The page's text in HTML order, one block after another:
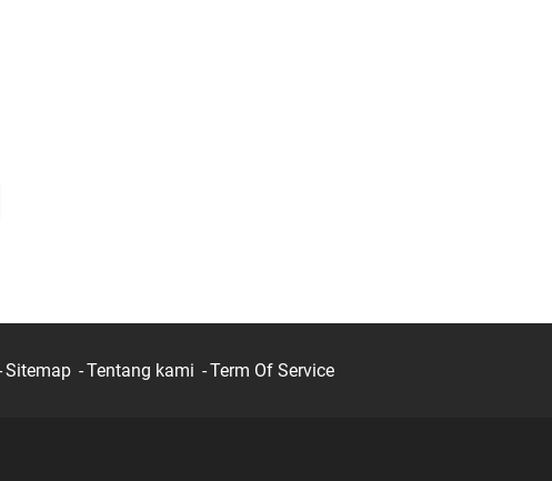
Sitemap Tentang kami Term Of Service